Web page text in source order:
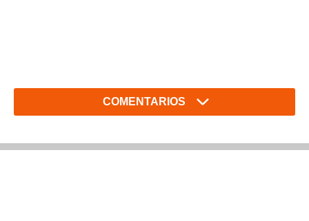
COMENTARIOS